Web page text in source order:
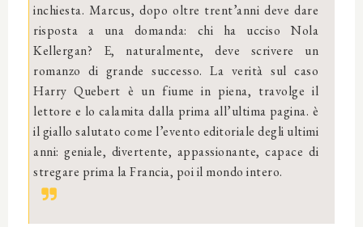
inchiesta. Marcus, dopo oltre trent’anni deve dare
risposta a una domanda: chi ha ucciso Nola
Kellergan? E, naturalmente, deve scrivere un
romanzo di grande successo. La verità sul caso
Harry Quebert è un fiume in piena, travolge il
lettore e lo calamita dalla prima all’ultima pagina. è
il giallo salutato come l’evento editoriale degli ultimi
anni: geniale, divertente, appassionante, capace di
stregare prima la Francia, poi il mondo intero.